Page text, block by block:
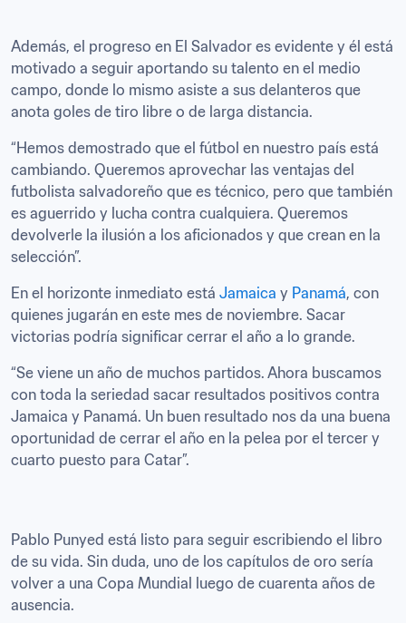
Además, el progreso en El Salvador es evidente y él está
motivado a seguir aportando su talento en el medio
campo, donde lo mismo asiste a sus delanteros que
anota goles de tiro libre o de larga distancia.
“Hemos demostrado que el fútbol en nuestro país está
cambiando. Queremos aprovechar las ventajas del
futbolista salvadoreño que es técnico, pero que también
es aguerrido y lucha contra cualquiera. Queremos
devolverle la ilusión a los aficionados y que crean en la
selección”.
En el horizonte inmediato está Jamaica y Panamá, con
quienes jugarán en este mes de noviembre. Sacar
victorias podría significar cerrar el año a lo grande.
“Se viene un año de muchos partidos. Ahora buscamos
con toda la seriedad sacar resultados positivos contra
Jamaica y Panamá. Un buen resultado nos da una buena
oportunidad de cerrar el año en la pelea por el tercer y
cuarto puesto para Catar”.
Pablo Punyed está listo para seguir escribiendo el libro
de su vida. Sin duda, uno de los capítulos de oro sería
volver a una Copa Mundial luego de cuarenta años de
ausencia.